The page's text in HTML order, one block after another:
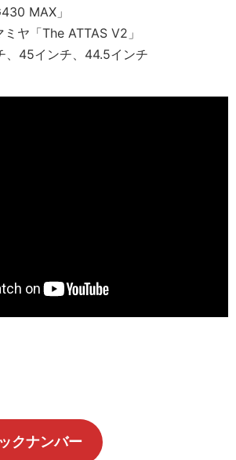
MAX」
ヤ「The ATTAS V2」
45インチ、44.5インチ
クナンバー